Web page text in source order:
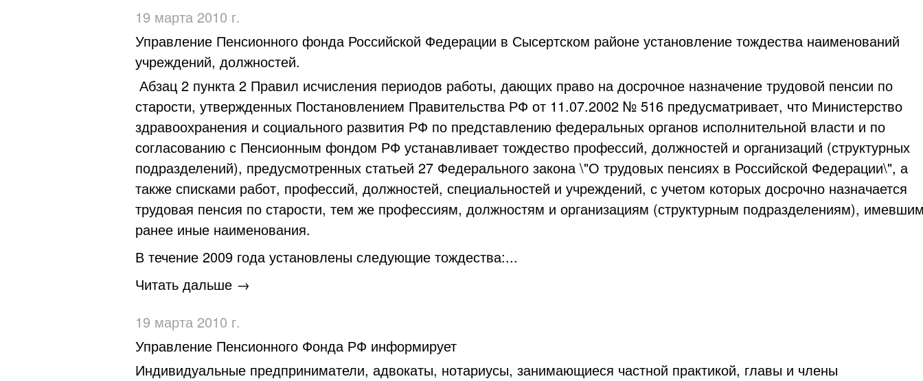
19 марта 2010 г.
Управление Пенсионного фонда Российской Федерации в Сысертском районе установление тождества наименований
учреждений, должностей.
Абзац 2 пункта 2 Правил исчисления периодов работы, дающих право на досрочное назначение трудовой пенсии по
старости, утвержденных Постановлением Правительства РФ от 11.07.2002 № 516 предусматривает, что Министерство
здравоохранения и социального развития РФ по представлению федеральных органов исполнительной власти и по
согласованию с Пенсионным фондом РФ устанавливает тождество профессий, должностей и организаций (структурных
подразделений), предусмотренных статьей 27 Федерального закона \"О трудовых пенсиях в Российской Федерации\", а
также списками работ, профессий, должностей, специальностей и учреждений, с учетом которых досрочно назначается
трудовая пенсия по старости, тем же профессиям, должностям и организациям (структурным подразделениям),
ранее иные наименования.
В течение 2009 года установлены следующие тождества:...
Читать дальше →
19 марта 2010 г.
Управление Пенсионного Фонда РФ информирует
Индивидуальные предприниматели, адвокаты, нотариусы, занимающиеся частной практикой, главы и члены